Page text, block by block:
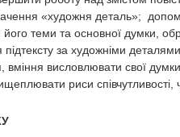
«художня деталь»;
його теми та основної думки,
підтексту за художніми
вміння висловлювати свої
риси співчутливості,